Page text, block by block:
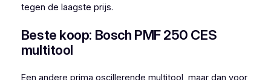
tegen de laagste prijs.
Beste koop: Bosch PMF 250 CES
multitool
Een andere prima oscillerende multitool, maar dan voor